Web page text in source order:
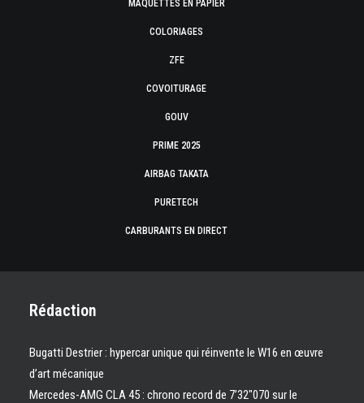
MAQUETTES EN PAPIER
COLORIAGES
ZFE
COVOITURAGE
GOUV
PRIME 2025
AIRBAG TAKATA
PURETECH
CARBURANTS EN DIRECT
Rédaction
Bugatti Destrier : hypercar unique qui réinvente le W16 en œuvre
d’art mécanique
Mercedes-AMG CLA 45 : chrono record de 7’32″070 sur le